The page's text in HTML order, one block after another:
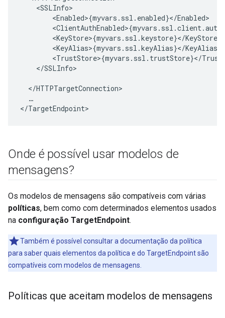
<SSLInfo>
<Enabled>{myvars . ssl . enabled}</Enabled>
<ClientAuthEnabled>{myvars . ssl .client.auth
<KeyStore>{myvars . ssl .keystore}</KeyStore
<KeyAlias>{myvars . ssl .keyAlias}</KeyAlias
<TrustStore>{myvars . ssl . trustStore}</
</SSLInfo>
</HTTPTargetConnection>
…
</TargetEndpoint>
Onde é possível usar modelos de
mensagens?
Os modelos de mensagens são compatíveis com várias
políticas, bem como com determinados elementos usados
na configuração TargetEndpoint.
Também é possível consultar a documentação da política
para saber quais elementos da política e do TargetEndpoint são
compatíveis com modelos de mensagens.
Políticas que aceitam modelos de mensagens